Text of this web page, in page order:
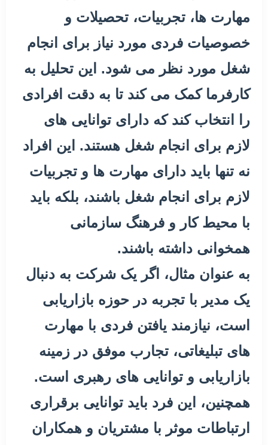
مهارت ها، تجربیات، تحصیلات و
خصوصیات فردی مورد نیاز برای انجام
شغل مورد نظر می شود. این تحلیل به
کارفرما کمک می کند تا به دقت افرادی
را انتخاب کند که دارای توانایی های
لازم برای انجام شغل هستند. این افراد
نه تنها باید دارای مهارت ها و تجربیات
لازم برای انجام شغل باشند، بلکه باید
با محیط کار و فرهنگ سازمانی
همخوانی داشته باشند.
به عنوان مثال، اگر یک شرکت به دنبال
یک مدیر با تجربه در حوزه بازاریابی
است، نیازمند یافتن فردی با مهارت
های تبلیغاتی، تجارب موفق در زمینه
بازاریابی و توانایی های رهبری است.
همچنین، این فرد باید توانایی برقراری
ارتباطات موثر با مشتریان و همکاران